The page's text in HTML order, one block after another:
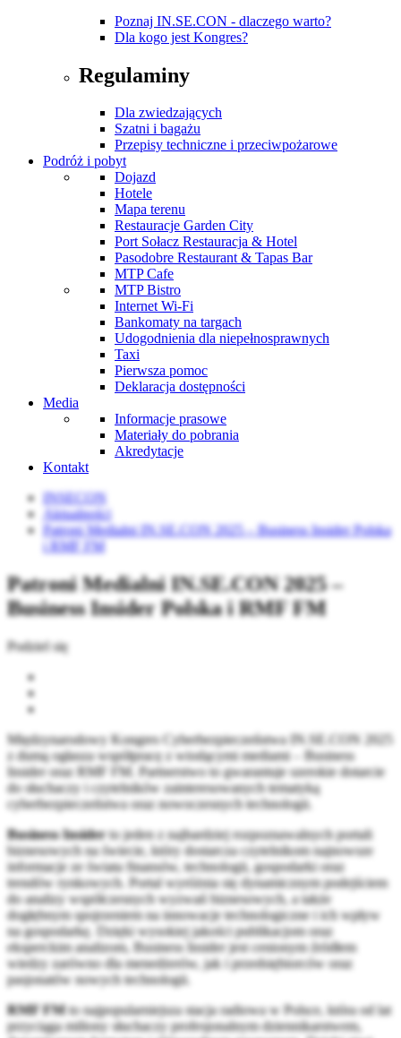
Poznaj IN.SE.CON - dlaczego warto?
Dla kogo jest Kongres?
Regulaminy
Dla zwiedzających
Szatni i bagażu
Przepisy techniczne i przeciwpożarowe
Podróż i pobyt
Dojazd
Hotele
Mapa terenu
Restauracje Garden City
Port Sołacz Restauracja & Hotel
Pasodobre Restaurant & Tapas Bar
MTP Cafe
MTP Bistro
Internet Wi-Fi
Bankomaty na targach
Udogodnienia dla niepełnosprawnych
Taxi
Pierwsza pomoc
Deklaracja dostępności
Media
Informacje prasowe
Materiały do pobrania
Akredytacje
Kontakt
INSECON
Aktualności
Patroni Medialni IN.SE.CON 2025 – Business Insider Polska
i RMF FM
Patroni Medialni IN.SE.CON 2025 –
Business Insider Polska i RMF FM
Podziel się
Międzynarodowy Kongres Cyberbezpieczeństwa IN.SE.CON 2025
z dumą ogłasza współpracę z wiodącymi mediami – Business
Insider oraz RMF FM. Partnerstwo to gwarantuje szerokie dotarcie
do słuchaczy i czytelników zainteresowanych tematyką
cyberbezpieczeństwa oraz nowoczesnych technologii.
Business Insiderto jeden z najbardziej rozpoznawalnych portali
biznesowych na świecie, który dostarcza czytelnikom najnowsze
informacje ze świata finansów, technologii, gospodarki oraz
trendów rynkowych. Portal wyróżnia się dynamicznym podejściem
do analizy współczesnych wyzwań biznesowych, a także
dogłębnym spojrzeniem na innowacje technologiczne i ich wpływ
na gospodarkę. Dzięki wysokiej jakości publikacjom oraz
eksperckim analizom, Business Insider jest cenionym źródłem
wiedzy zarówno dla menedżerów, jak i przedsiębiorców oraz
pasjonatów nowych technologii.
RMF FMto najpopularniejsza stacja radiowa w Polsce, która od lat
przyciąga miliony słuchaczy profesjonalnym dziennikarstwem,